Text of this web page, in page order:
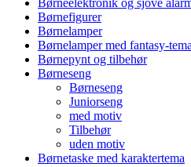
Børnefigurer
Børnelamper
Børnelamper med fantasy-tema
Børnepynt og tilbehør
Børneseng
Børneseng
Juniorseng
med motiv
Tilbehør
uden motiv
Børnetaske med karaktertema